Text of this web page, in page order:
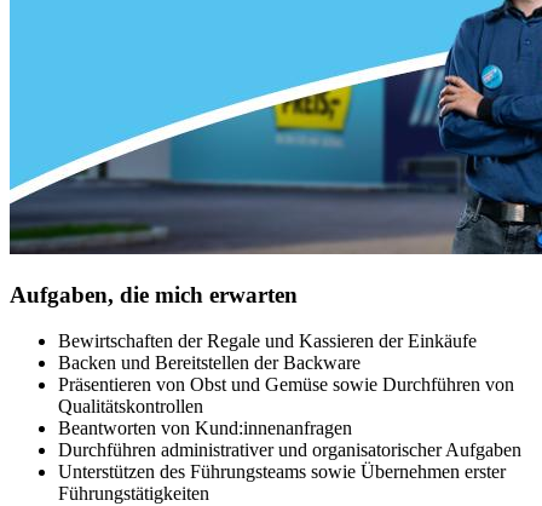
Aufgaben, die mich erwarten
Bewirtschaften der Regale und Kassieren der Einkäufe
Backen und Bereitstellen der Backware
Präsentieren von Obst und Gemüse sowie Durchführen von
Qualitätskontrollen
Beantworten von Kund:innenanfragen
Durchführen administrativer und organisatorischer Aufgaben
Unterstützen des Führungsteams sowie Übernehmen erster
Führungstätigkeiten